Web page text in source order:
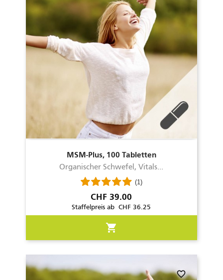
MSM-Plus, 100 Tabletten
Organischer Schwefel, Vitals...
(1)
Preis
CHF 39.00
Staffelpreis ab CHF 36.25
shopping_cart
favorite_border